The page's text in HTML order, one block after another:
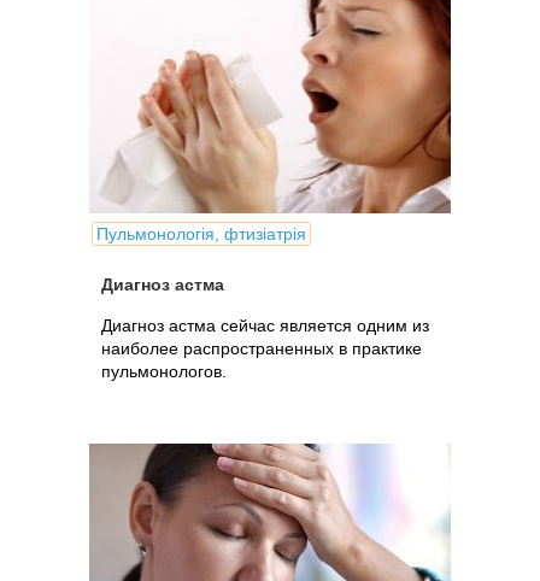
Пульмонологія, фтизіатрія
Диагноз астма
Диагноз астма сейчас является одним из
наиболее распространенных в практике
пульмонологов.